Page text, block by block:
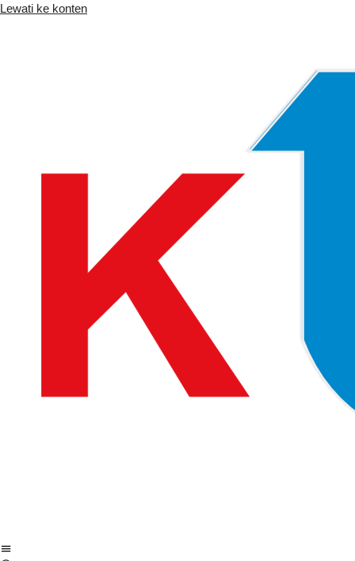
Lewati ke konten